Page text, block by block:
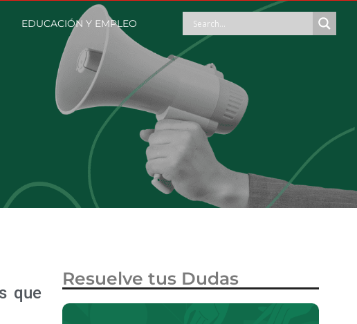
EDUCACIÓN Y EMPLEO
que
Resuelve tus Dudas